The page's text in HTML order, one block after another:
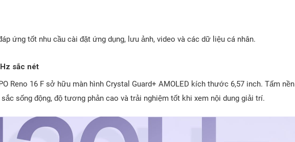
ứng tốt nhu cầu cài đặt ứng dụng, lưu ảnh, video và các dữ liệu cá nhân.
sắc nét
Reno 16 F sở hữu màn hình Crystal Guard+ AMOLED kích thước 6,57 inch. Tấm nền
sắc sống động, độ tương phản cao và trải nghiệm tốt khi xem nội dung giải trí.